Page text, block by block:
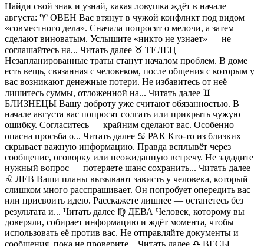
Найди свой знак и узнай, какая ловушка ждёт в начале
августа: ♈️ ОВЕН Вас втянут в чужой конфликт под видом
«совместного дела». Сначала попросят о мелочи, а затем
сделают виноватым. Услышите «никто не узнает» — не
соглашайтесь на... Читать далее ♉️ ТЕЛЕЦ
Незапланированные траты станут началом проблем. В доме
есть вещь, связанная с человеком, после общения с которым у
вас возникают денежные потери. Не избавитесь от неё —
лишитесь суммы, отложенной на... Читать далее ♊️
БЛИЗНЕЦЫ Вашу доброту уже считают обязанностью. В
начале августа вас попросят солгать или прикрыть чужую
ошибку. Согласитесь — крайним сделают вас. Особенно
опасна просьба о... Читать далее ♋️ РАК Кто-то из близких
скрывает важную информацию. Правда всплывёт через
сообщение, оговорку или неожиданную встречу. Не зададите
нужный вопрос — потеряете шанс сохранить... Читать далее
♌️ ЛЕВ Ваши планы вызывают зависть у человека, который
слишком много расспрашивает. Он попробует опередить вас
или присвоить идею. Расскажете лишнее — останетесь без
результата и... Читать далее ♍️ ДЕВА Человек, которому вы
доверяли, собирает информацию и ждёт момента, чтобы
использовать её против вас. Не отправляйте документы и
сообщения, пока не проверите... Читать далее ♎️ ВЕСЫ